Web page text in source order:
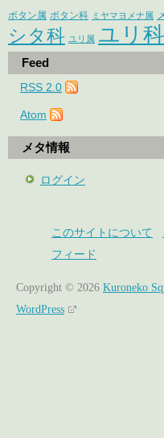
ボタン属 ボタン科 ミヤマヨメナ属
シタ科 ユリ属 ユリ科
Feed
RSS 2.0
Atom
メタ情報
ログイン
このサイトについて
フィード
Copyright © 2026 Kuroneko
WordPress